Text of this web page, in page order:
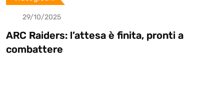
29/10/2025
Raiders: l’attesa è finita, pronti a